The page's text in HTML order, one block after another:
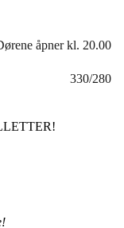
åpner kl. 20.00
330/280